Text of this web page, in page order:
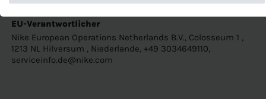
Nike
EU-Verantwortlicher
Nike European Operations Netherlands B.V., Colosseum 1 ,
1213 NL Hilversum , Niederlande, +49 3034649110,
serviceinfo.de@nike.com